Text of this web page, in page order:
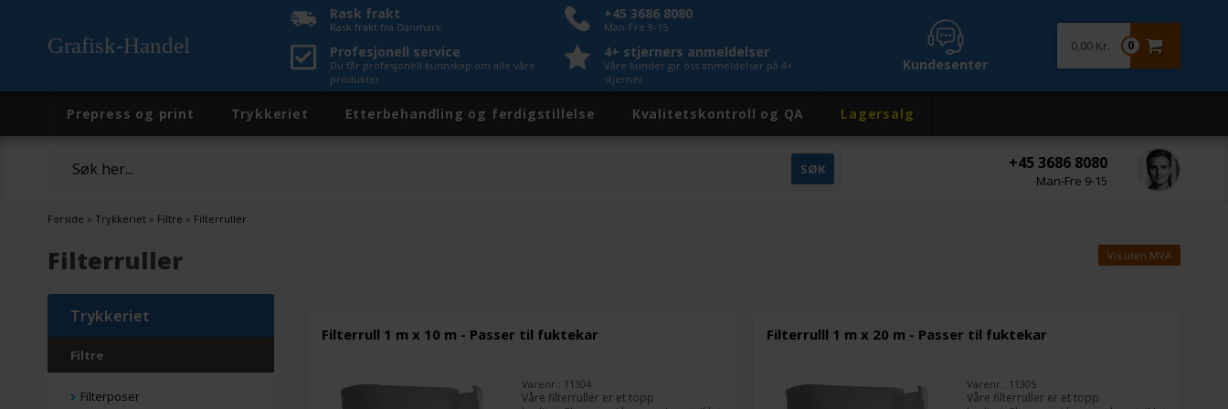
Grafisk-Handel
Rask frakt
Rask frakt fra Danmark
+45 3686 8080
Man-Fre 9-15
Profesjonell service
Du får profesjonell kunnskap om alle våre
produkter
4+ stjerners anmeldelser
Våre kunder gir oss anmeldelser på 4+
stjerner
+45 3686 8080
Man-Fre 9-15
Kundesenter
0
0,00 Kr.
Prepress og print Trykkeriet Etterbehandling og ferdigstillelse Kvalitetskontroll og QA Lagersalg
Forside » Trykkeriet » Filtre » Filterruller
Vis uten MVA
Filterruller
Trykkeriet
Filtre
Filterposer
Filterrull 1 m x 10 m - Passer til fuktekar
Varenr.: 11304
Våre filterruller er et topp
Filterrulll 1 m x 20 m - Passer til fuktekar
Varenr.: 11305
Våre filterruller er et topp